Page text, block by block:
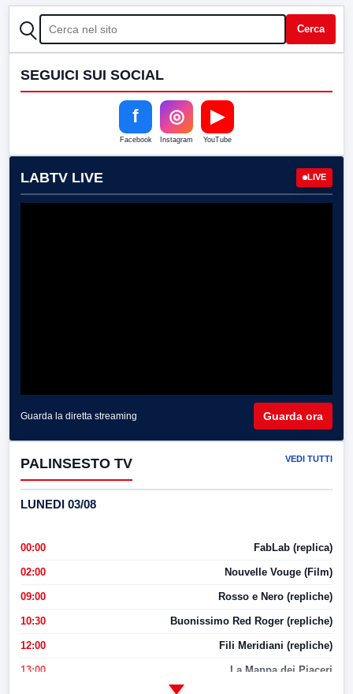
CERCA Cerca
SEGUICI SUI SOCIAL
f
Facebook
◎
Instagram
▶
YouTube
LABTV LIVE LIVE
Guarda la diretta streaming Guarda ora
PALINSESTO TV VEDI TUTTI
LUNEDI 03/08
00:00 FabLab (replica)
02:00 Nouvelle Vouge (Film)
09:00 Rosso e Nero (repliche)
10:30 Buonissimo Red Roger (repliche)
12:00 Fili Meridiani (repliche)
13:00 La Mappa dei Piaceri